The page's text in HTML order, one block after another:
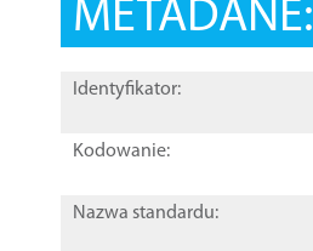
METADANE:
Identyfikator:
Kodowanie:
Nazwa standardu: